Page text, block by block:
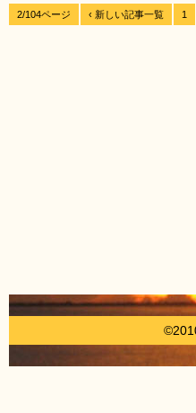
2/104ページ ‹ 新しい記事一覧 1